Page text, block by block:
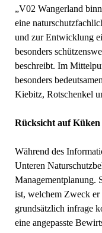
„V02 Wangerland
eine
und zur Entwicklung
besonders
beschreibt. Im
besonders
Kiebitz, Rotschenkel
Rücksicht auf Küken
Während des
Unteren
Managementplanung.
ist, welchem Zweck
grundsätzlich infrage
eine angepasste